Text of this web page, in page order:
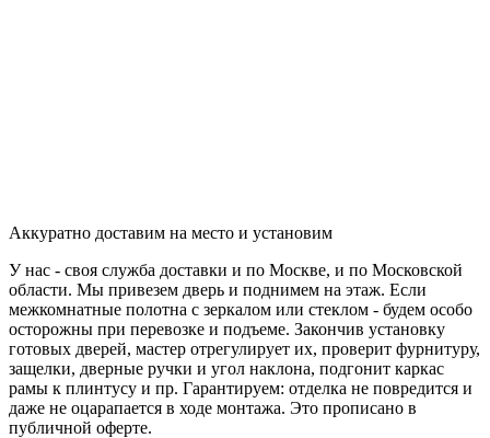
Аккуратно доставим на место и установим
У нас - своя служба доставки и по Москве, и по Московской
области. Мы привезем дверь и поднимем на этаж. Если
межкомнатные полотна с зеркалом или стеклом - будем особо
осторожны при перевозке и подъеме. Закончив установку
готовых дверей, мастер отрегулирует их, проверит фурнитуру,
защелки, дверные ручки и угол наклона, подгонит каркас
рамы к плинтусу и пр. Гарантируем: отделка не повредится и
даже не оцарапается в ходе монтажа. Это прописано в
публичной оферте.